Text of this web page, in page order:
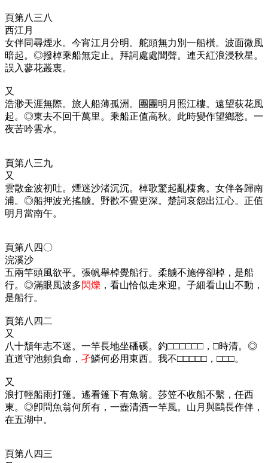
頁第八三八
西江月
女伴同尋煙水。今宵江月分明。舵頭無力別一船橫。波面微風
暗起。◎撥棹乘船無定止。拜詞處處聞聲。連天紅浪浸秋星。
誤入蓼花叢裏。
又
浩渺天涯無際。旅人船薄孤洲。團團明月照江樓。遠望荻花風
起。◎東去不回千萬里。乘船正值高秋。此時變作望鄉愁。一
夜苦吟雲水。
頁第八三九
又
雲散金波初吐。煙迷沙渚沉沉。棹歌驚起亂棲禽。女伴各歸南
浦。◎船押波光搖艣。野歡不覺更深。楚詞哀怨出江心。正值
明月當南午。
頁第八四〇
浣溪沙
五兩竿頭風欲平。張帆舉棹覺船行。柔艣不施停卻棹，是船
行。◎滿眼風波多閃爍 ，看山恰似走來迎。子細看山山不動，
是船行。
頁第八四二
又
八十頹年志不迷。一竿長地坐磻磎。釣□□□□□□，□時清。◎
直道守池頻負命， 孑鱗何必用東西。我不□□□□□，□□□。
又
浪打輕船雨打篷。遙看篷下有魚翁。莎笠不收船不繫，任西
東。◎卽問魚翁何所有，一壺清酒一竿風。山月與鷗長作伴，
在五湖中。
頁第八四三